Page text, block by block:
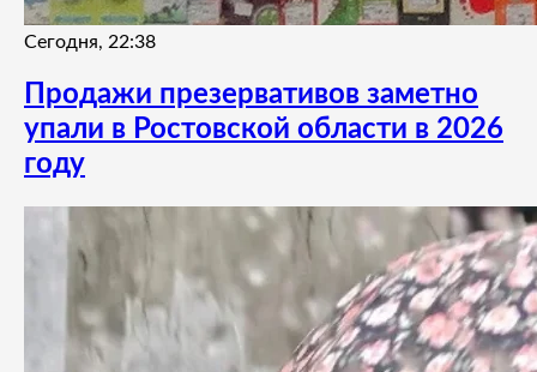
Сегодня, 22:38
Продажи презервативов заметно
упали в Ростовской области в 2026
году